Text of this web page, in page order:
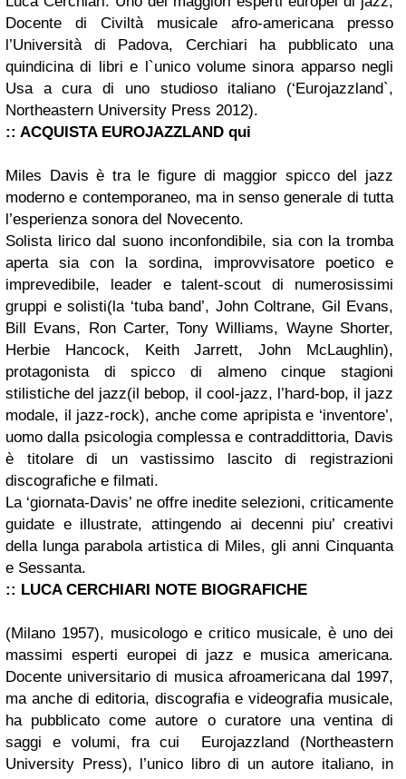
Docente di Civiltà musicale afro-americana presso
l’Università di Padova, Cerchiari ha pubblicato una
quindicina di libri e l`unico volume sinora apparso negli
Usa a cura di uno studioso italiano (‘Eurojazzland`,
Northeastern University Press 2012).
:: ACQUISTA EUROJAZZLAND qui
Miles Davis è tra le figure di maggior spicco del jazz
moderno e contemporaneo, ma in senso generale di tutta
l’esperienza sonora del Novecento.
Solista lirico dal suono inconfondibile, sia con la tromba
aperta sia con la sordina, improvvisatore poetico e
imprevedibile, leader e talent-scout di numerosissimi
gruppi e solisti(la ‘tuba band’, John Coltrane, Gil Evans,
Bill Evans, Ron Carter, Tony Williams, Wayne Shorter,
Herbie Hancock, Keith Jarrett, John McLaughlin),
protagonista di spicco di almeno cinque stagioni
stilistiche del jazz(il bebop, il cool-jazz, l’hard-bop, il jazz
modale, il jazz-rock), anche come apripista e ‘inventore’,
uomo dalla psicologia complessa e contraddittoria, Davis
è titolare di un vastissimo lascito di registrazioni
discografiche e filmati.
La ‘giornata-Davis’ ne offre inedite selezioni, criticamente
guidate e illustrate, attingendo ai decenni piu’ creativi
della lunga parabola artistica di Miles, gli anni Cinquanta
e Sessanta.
:: LUCA CERCHIARI NOTE BIOGRAFICHE
(Milano 1957), musicologo e critico musicale, è uno dei
massimi esperti europei di jazz e musica americana.
Docente uni­versitario di musica afroamericana dal 1997,
ma anche di editoria, discografia e videografia musicale,
ha pubblicato come autore o cura­tore una ventina di
saggi e volumi, fra cui Eurojazzland (Northeastern
University Press), l’unico libro di un autore italiano, in